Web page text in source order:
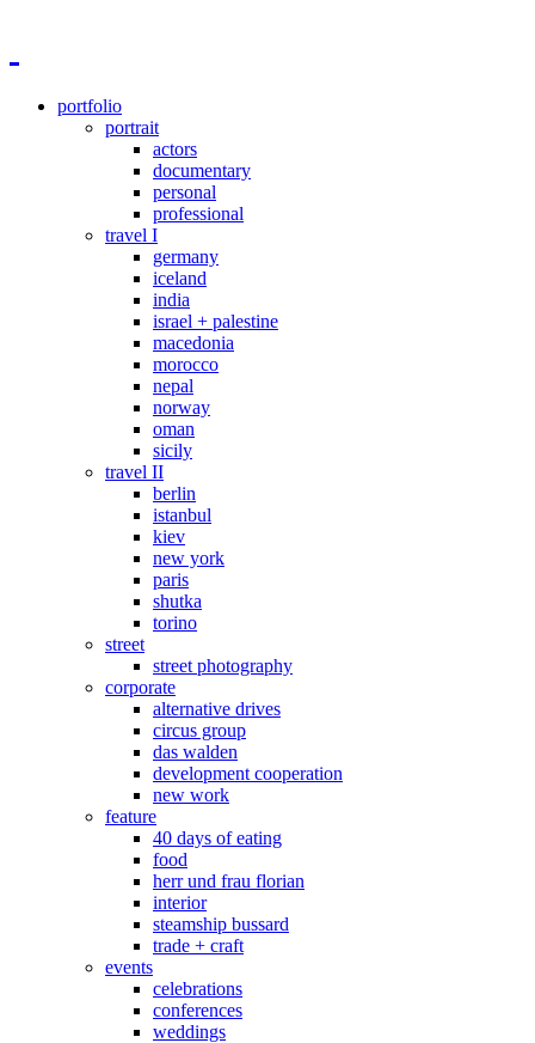
portfolio
portrait
actors
documentary
personal
professional
travel I
germany
iceland
india
israel + palestine
macedonia
morocco
nepal
norway
oman
sicily
travel II
berlin
istanbul
kiev
new york
paris
shutka
torino
street
street photography
corporate
alternative drives
circus group
das walden
development cooperation
new work
feature
40 days of eating
food
herr und frau florian
interior
steamship bussard
trade + craft
events
celebrations
conferences
weddings